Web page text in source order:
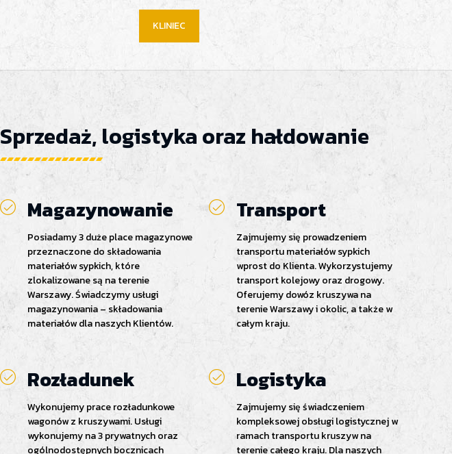
KLINIEC
Sprzedaż, logistyka oraz hałdowanie
Magazynowanie
Posiadamy 3 duże place magazynowe
przeznaczone do składowania
materiałów sypkich, które
zlokalizowane są na terenie
Warszawy. Świadczymy usługi
magazynowania – składowania
materiałów dla naszych Klientów.
Transport
Zajmujemy się prowadzeniem
transportu materiałów sypkich
wprost do Klienta. Wykorzystujemy
transport kolejowy oraz drogowy.
Oferujemy dowóz kruszywa na
terenie Warszawy i okolic, a także w
całym kraju.
Rozładunek
Wykonujemy prace rozładunkowe
wagonów z kruszywami. Usługi
wykonujemy na 3 prywatnych oraz
ogólnodostępnych bocznicach
Logistyka
Zajmujemy się świadczeniem
kompleksowej obsługi logistycznej w
ramach transportu kruszyw na
terenie całego kraju. Dla naszych